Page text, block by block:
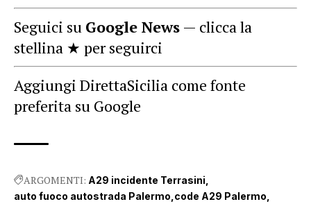
Seguici su Google News — clicca la
stellina ★ per seguirci
Aggiungi DirettaSicilia come fonte
preferita su Google
ARGOMENTI: A29 incidente Terrasini
auto fuoco autostrada Palermo code A29 Palermo